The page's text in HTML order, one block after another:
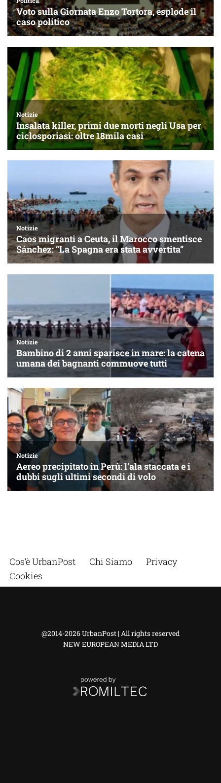
Cos’è UrbanPost Chi Siamo
Privacy
Cookies
@2014-2026 UrbanPost | All rights reserved
NEW EUROPEAN MEDIA LTD